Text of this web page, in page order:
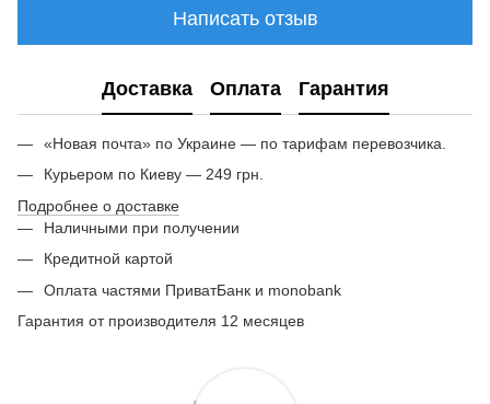
Написать отзыв
Доставка Оплата Гарантия
«Новая почта» по Украине — по тарифам перевозчика.
Курьером по Киеву — 249 грн.
Подробнее о доставке
Наличными при получении
Кредитной картой
Оплата частями ПриватБанк и monobank
Гарантия от производителя 12 месяцев